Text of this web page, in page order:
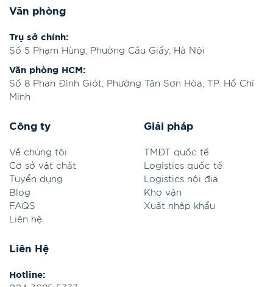
Văn phòng
Trụ sở chính:
Số 5 Phạm Hùng, Phường Cầu Giấy, Hà Nội
Văn phòng HCM:
Số 8 Phan Đình Giót, Phường Tân Sơn Hòa, TP. Hồ Chí
Minh
Liên Hệ
Hotline:
Công ty
Về chúng tôi
Cơ sở vật chất
Tuyển dụng
Blog
FAQS
Liên hệ
Giải pháp
TMĐT quốc tế
Logistics quốc tế
Logistics nội địa
Kho vận
Xuất nhập khẩu